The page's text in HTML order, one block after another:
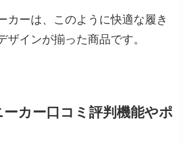
カーは、このように快適な履き
ザインが揃った商品です。
カー口コミ評判機能やポ